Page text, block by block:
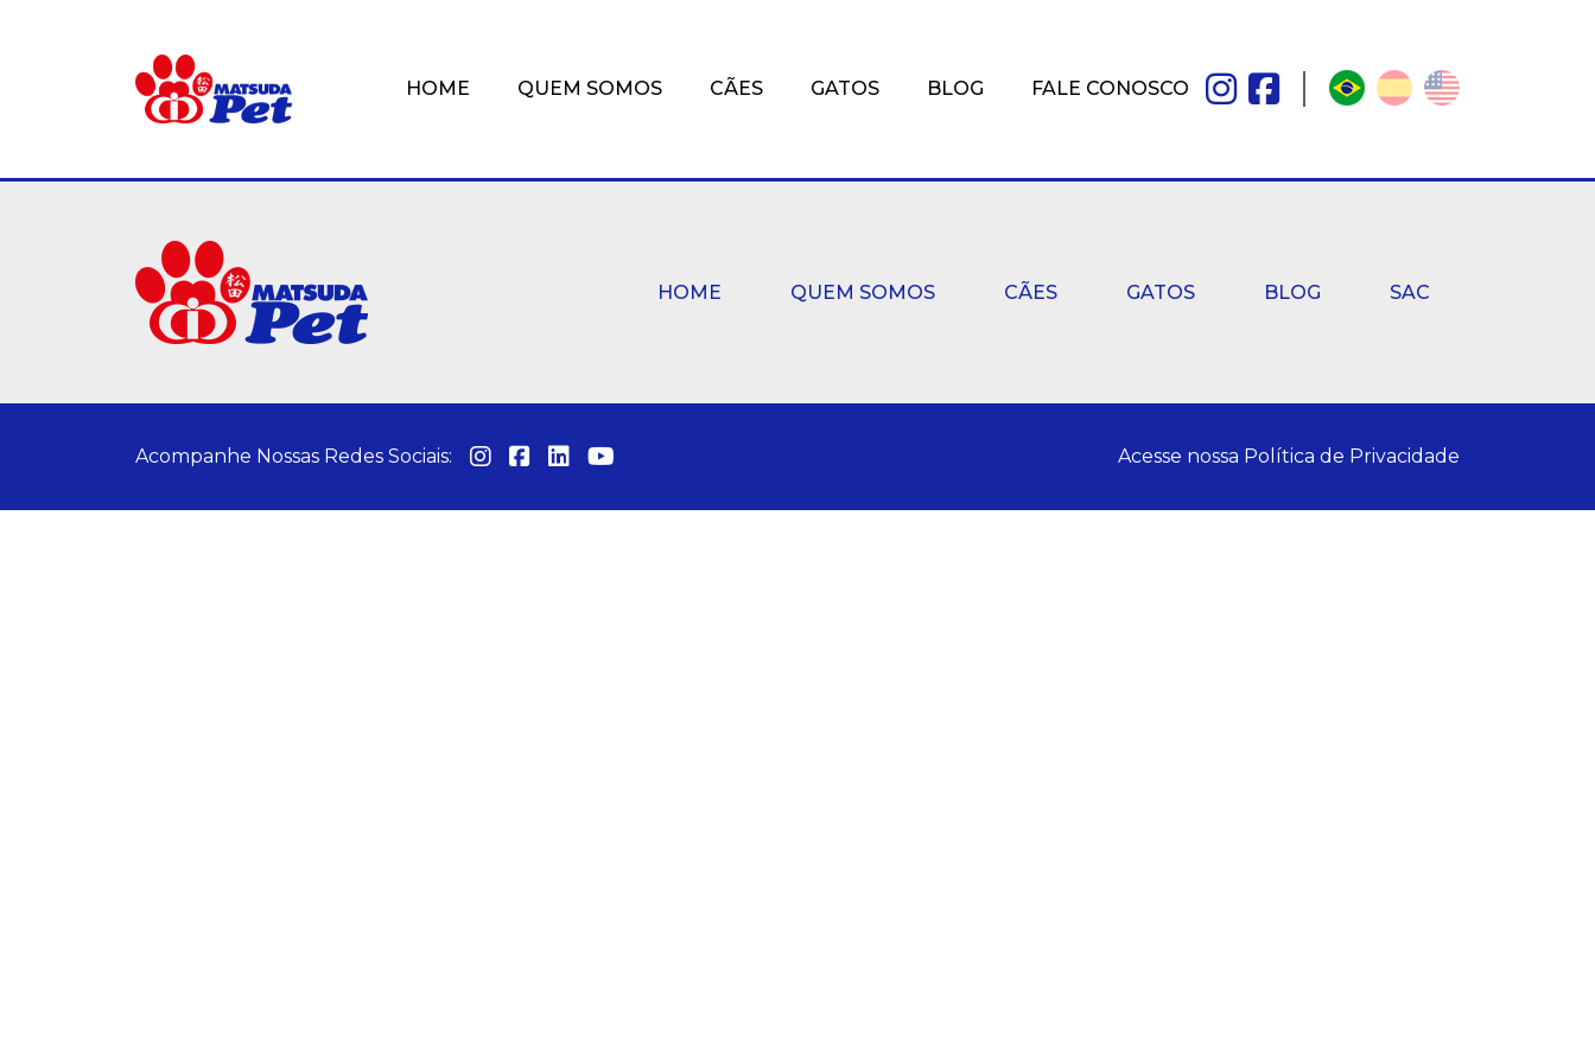
HOME QUEM SOMOS CÃES GATOS BLOG FALE CONOSCO
HOME QUEM SOMOS CÃES GATOS BLOG SAC
Acompanhe Nossas Redes Sociais: Acesse nossa Política de Privacidade